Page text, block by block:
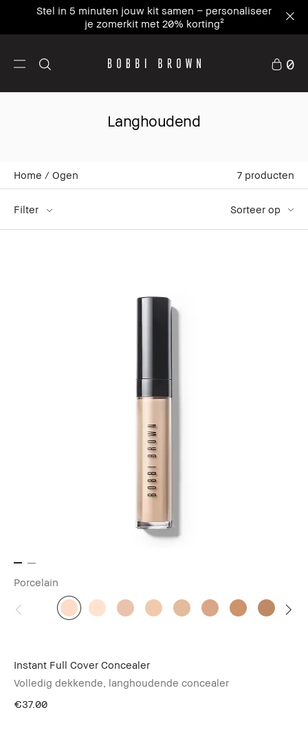
Stel in 5 minuten jouw kit samen – personaliseer
je zomerkit met 20% korting²
0
Langhoudend
Home Ogen 7 producten
Filter Sorteer op
Porcelain
Instant Full Cover Concealer
Volledig dekkende, langhoudende concealer
€37.00